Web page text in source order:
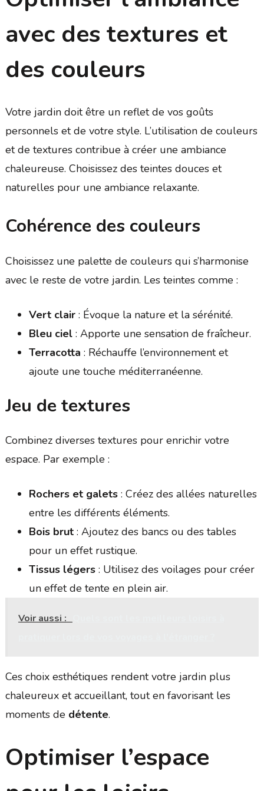
avec des textures et
des couleurs
Votre jardin doit être un reflet de vos goûts
personnels et de votre style. L’utilisation de couleurs
et de textures contribue à créer une ambiance
chaleureuse. Choisissez des teintes douces et
naturelles pour une ambiance relaxante.
Cohérence des couleurs
Choisissez une palette de couleurs qui s’harmonise
avec le reste de votre jardin. Les teintes comme :
Vert clair: Évoque la nature et la sérénité.
Bleu ciel: Apporte une sensation de fraîcheur.
Terracotta : Réchauffe l’environnement et
ajoute une touche méditerranéenne.
Jeu de textures
Combinez diverses textures pour enrichir votre
espace. Par exemple :
Rochers et galets: Créez des allées naturelles
entre les différents éléments.
Bois brut: Ajoutez des bancs ou des tables
pour un effet rustique.
Tissus légers: Utilisez des voilages pour créer
un effet de tente en plein air.
Voir aussi :
Ces choix esthétiques rendent votre jardin plus
chaleureux et accueillant, tout en favorisant les
moments de détente.
Optimiser l’espace